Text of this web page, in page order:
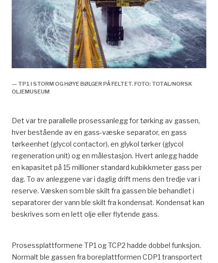
— TP1 I STORM OG HØYE BØLGER PÅ FELTET. FOTO: TOTAL/NORSK
OLJEMUSEUM
Det var tre parallelle prosessanlegg for tørking av gassen,
hver bestående av en gass-væske separator, en gass
tørkeenhet (glycol contactor), en glykol tørker (glycol
regeneration unit) og en målestasjon. Hvert anlegg hadde
en kapasitet på 15 millioner standard kubikkmeter gass per
dag. To av anleggene var i daglig drift mens den tredje var i
reserve. Væsken som ble skilt fra gassen ble behandlet i
separatorer der vann ble skilt fra kondensat. Kondensat kan
beskrives som en lett olje eller flytende gass.
Prosessplattformene TP1 og TCP2 hadde dobbel funksjon.
Normalt ble gassen fra boreplattformen CDP1 transportert